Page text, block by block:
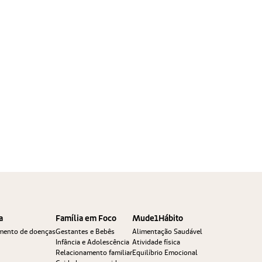
de doenças
Família em Foco
Gestantes e Bebês
Infância e Adolescência
Relacionamento familiar
Mude1Hábito
Alimentação Saudável
Atividade física
Equilíbrio Emocional